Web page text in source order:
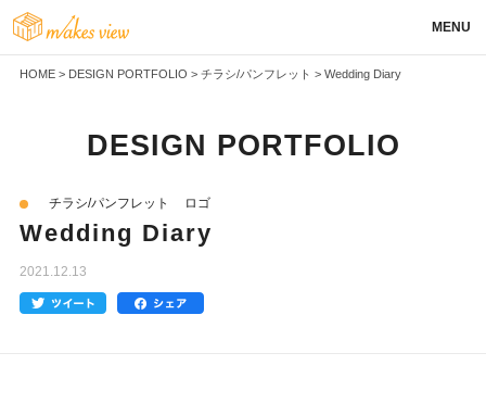
MENU
HOME> DESIGN PORTFOLIO > チラシ/パンフレット > Wedding Diary
DESIGN PORTFOLIO
チラシ/パンフレット ロゴ
Wedding Diary
2021.12.13